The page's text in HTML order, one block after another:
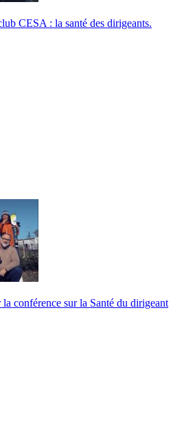
CESA : la santé des dirigeants.
conférence sur la Santé du dirigeant